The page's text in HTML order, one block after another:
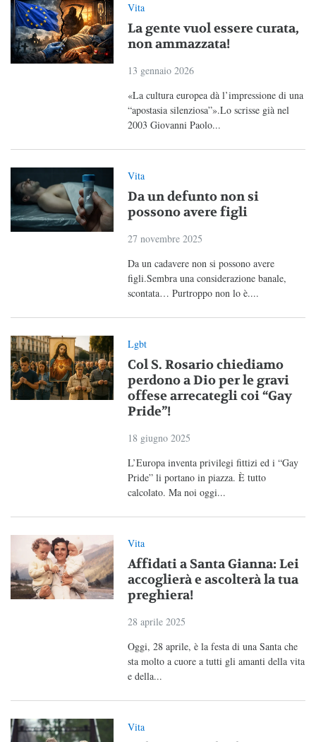
Vita
La gente vuol essere curata,
non ammazzata!
13 gennaio 2026
«La cultura europea dà l’impressione di una
“apostasia silenziosa”».Lo scrisse già nel
2003 Giovanni Paolo...
Vita
Da un defunto non si
possono avere figli
27 novembre 2025
Da un cadavere non si possono avere
figli.Sembra una considerazione banale,
scontata… Purtroppo non lo è....
Lgbt
Col S. Rosario chiediamo
perdono a Dio per le gravi
offese arrecategli coi “Gay
Pride”!
18 giugno 2025
L’Europa inventa privilegi fittizi ed i “Gay
Pride” li portano in piazza. È tutto
calcolato. Ma noi oggi...
Vita
Affidati a Santa Gianna: Lei
accoglierà e ascolterà la tua
preghiera!
28 aprile 2025
Oggi, 28 aprile, è la festa di una Santa che
sta molto a cuore a tutti gli amanti della vita
e della...
Vita